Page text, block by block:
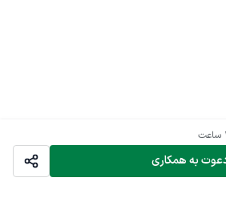
به همکاری